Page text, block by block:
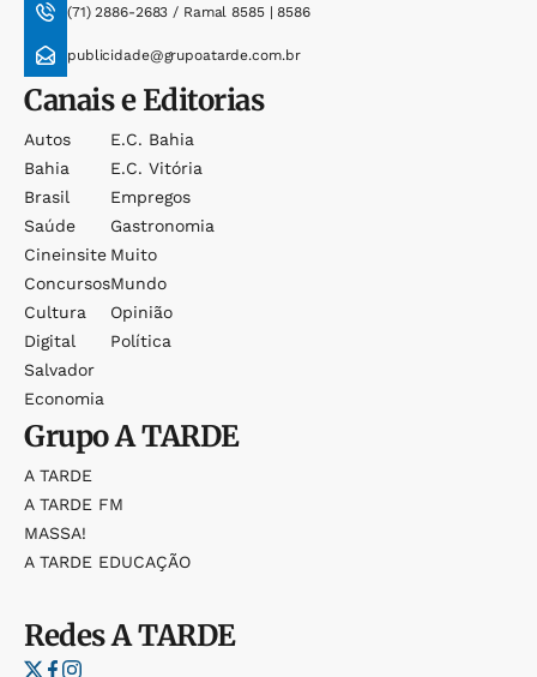
(71) 2886-2683 / Ramal 8585 | 8586
publicidade@grupoatarde.com.br
Canais e Editorias
Autos
Bahia
Brasil
Saúde
Cineinsite
Concursos
Cultura
Digital
Salvador
Economia
E.c. Bahia
E.c. Vitória
Empregos
Gastronomia
Muito
Mundo
Opinião
Política
GrupoA TARDE
A TARDE
A TARDE FM
MASSA!
A TARDE EDUCAÇÃO
RedesA TARDE